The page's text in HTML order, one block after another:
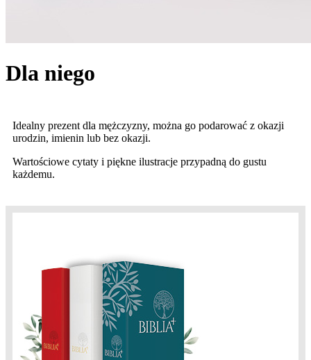
Dla niego
Idealny prezent dla mężczyzny, można go podarować z okazji
urodzin, imienin lub bez okazji.
Wartościowe cytaty i piękne ilustracje przypadną do gustu
każdemu.